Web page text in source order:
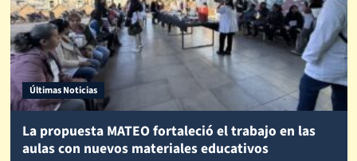
Últimas Noticias
La propuesta MATEO fortaleció el trabajo en las
aulas con nuevos materiales educativos